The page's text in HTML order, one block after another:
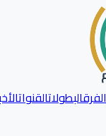
الفرقالبطولاتالقنوات